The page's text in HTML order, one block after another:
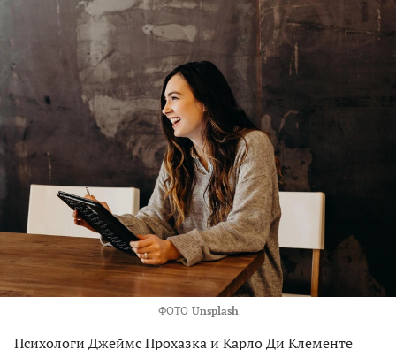
ФОТО Unsplash
Психологи Джеймс Прохазка и Карло Ди Клементе